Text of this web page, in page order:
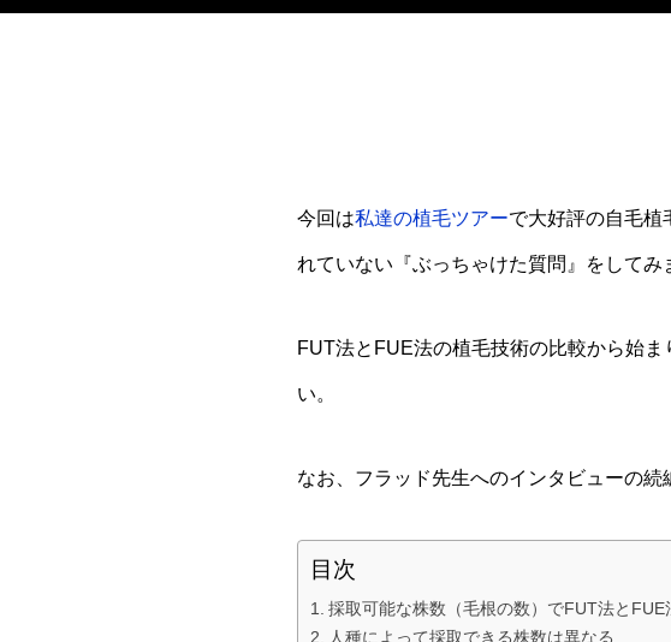
今回は私達の植毛ツアーで大好評の自毛植
れていない『ぶっちゃけた質問』をしてみ
FUT法とFUE法の植毛技術の比較から始
い。
なお、フラッド先生へのインタビューの続
目次
採取可能な株数（毛根の数）でFUT法と
人種によって採取できる株数は異なる